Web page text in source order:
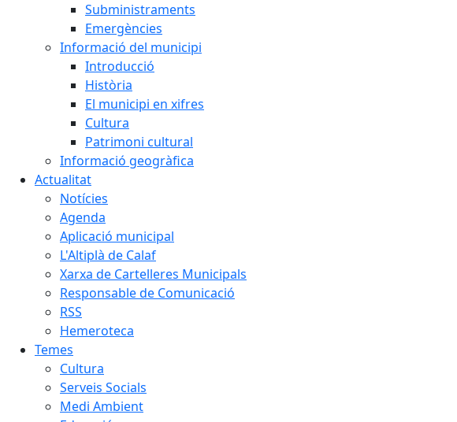
Subministraments
Emergències
Informació del municipi
Introducció
Història
El municipi en xifres
Cultura
Patrimoni cultural
Informació geogràfica
Actualitat
Notícies
Agenda
Aplicació municipal
L'Altiplà de Calaf
Xarxa de Cartelleres Municipals
Responsable de Comunicació
RSS
Hemeroteca
Temes
Cultura
Serveis Socials
Medi Ambient